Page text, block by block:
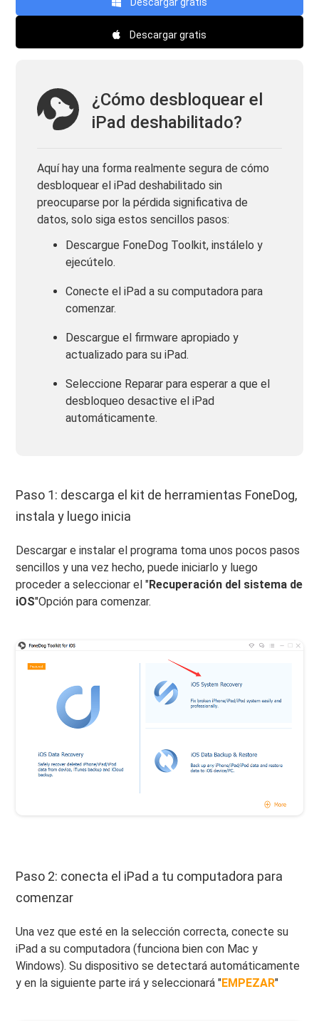
Descargar gratis
Descargar gratis
¿Cómo desbloquear el
iPad deshabilitado?
Aquí hay una forma realmente segura de cómo
desbloquear el iPad deshabilitado sin
preocuparse por la pérdida significativa de
datos, solo siga estos sencillos pasos:
Descargue FoneDog Toolkit, instálelo y
ejecútelo.
Conecte el iPad a su computadora para
comenzar.
Descargue el firmware apropiado y
actualizado para su iPad.
Seleccione Reparar para esperar a que el
desbloqueo desactive el iPad
automáticamente.
Paso 1: descarga el kit de herramientas FoneDog,
instala y luego inicia
Descargar e instalar el programa toma unos pocos pasos
sencillos y una vez hecho, puede iniciarlo y luego
proceder a seleccionar el "Recuperación del sistema de
iOS"Opción para comenzar.
Paso 2: conecta el iPad a tu computadora para
comenzar
Una vez que esté en la selección correcta, conecte su
iPad a su computadora (funciona bien con Mac y
Windows). Su dispositivo se detectará automáticamente
y en la siguiente parte irá y seleccionará "EMPEZAR"